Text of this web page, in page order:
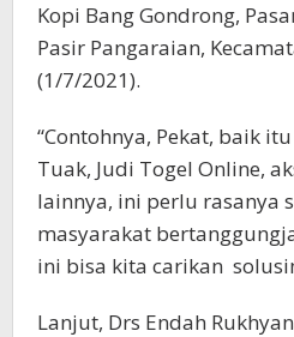
Kopi Bang Gondrong,
Pasir Pangaraian,
(1/7/2021).
“Contohnya, Pekat, baik
Tuak, Judi Togel Online,
lainnya, ini perlu rasanya
masyarakat
ini bisa kita carikan
Lanjut, Drs Endah